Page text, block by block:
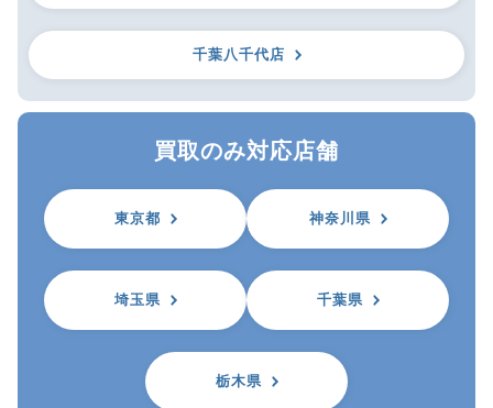
千葉八千代店
買取のみ対応店舗
東京都 神奈川県
埼玉県 千葉県
栃木県